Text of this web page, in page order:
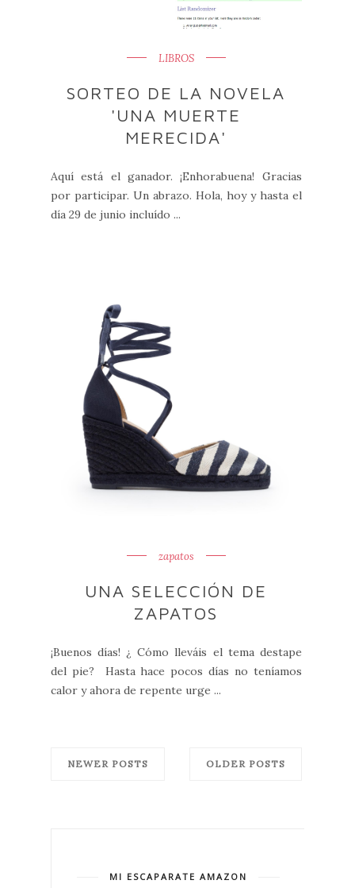
LIBROS
SORTEO DE LA NOVELA
'UNA MUERTE
MERECIDA'
Aquí está el ganador. ¡Enhorabuena! Gracias
por participar. Un abrazo. Hola, hoy y hasta el
día 29 de junio incluído ...
zapatos
UNA SELECCIÓN DE
ZAPATOS
¡Buenos días! ¿ Cómo lleváis el tema destape
del pie? Hasta hace pocos días no teníamos
calor y ahora de repente urge ...
NEWER POSTS OLDER POSTS
MI ESCAPARATE AMAZON